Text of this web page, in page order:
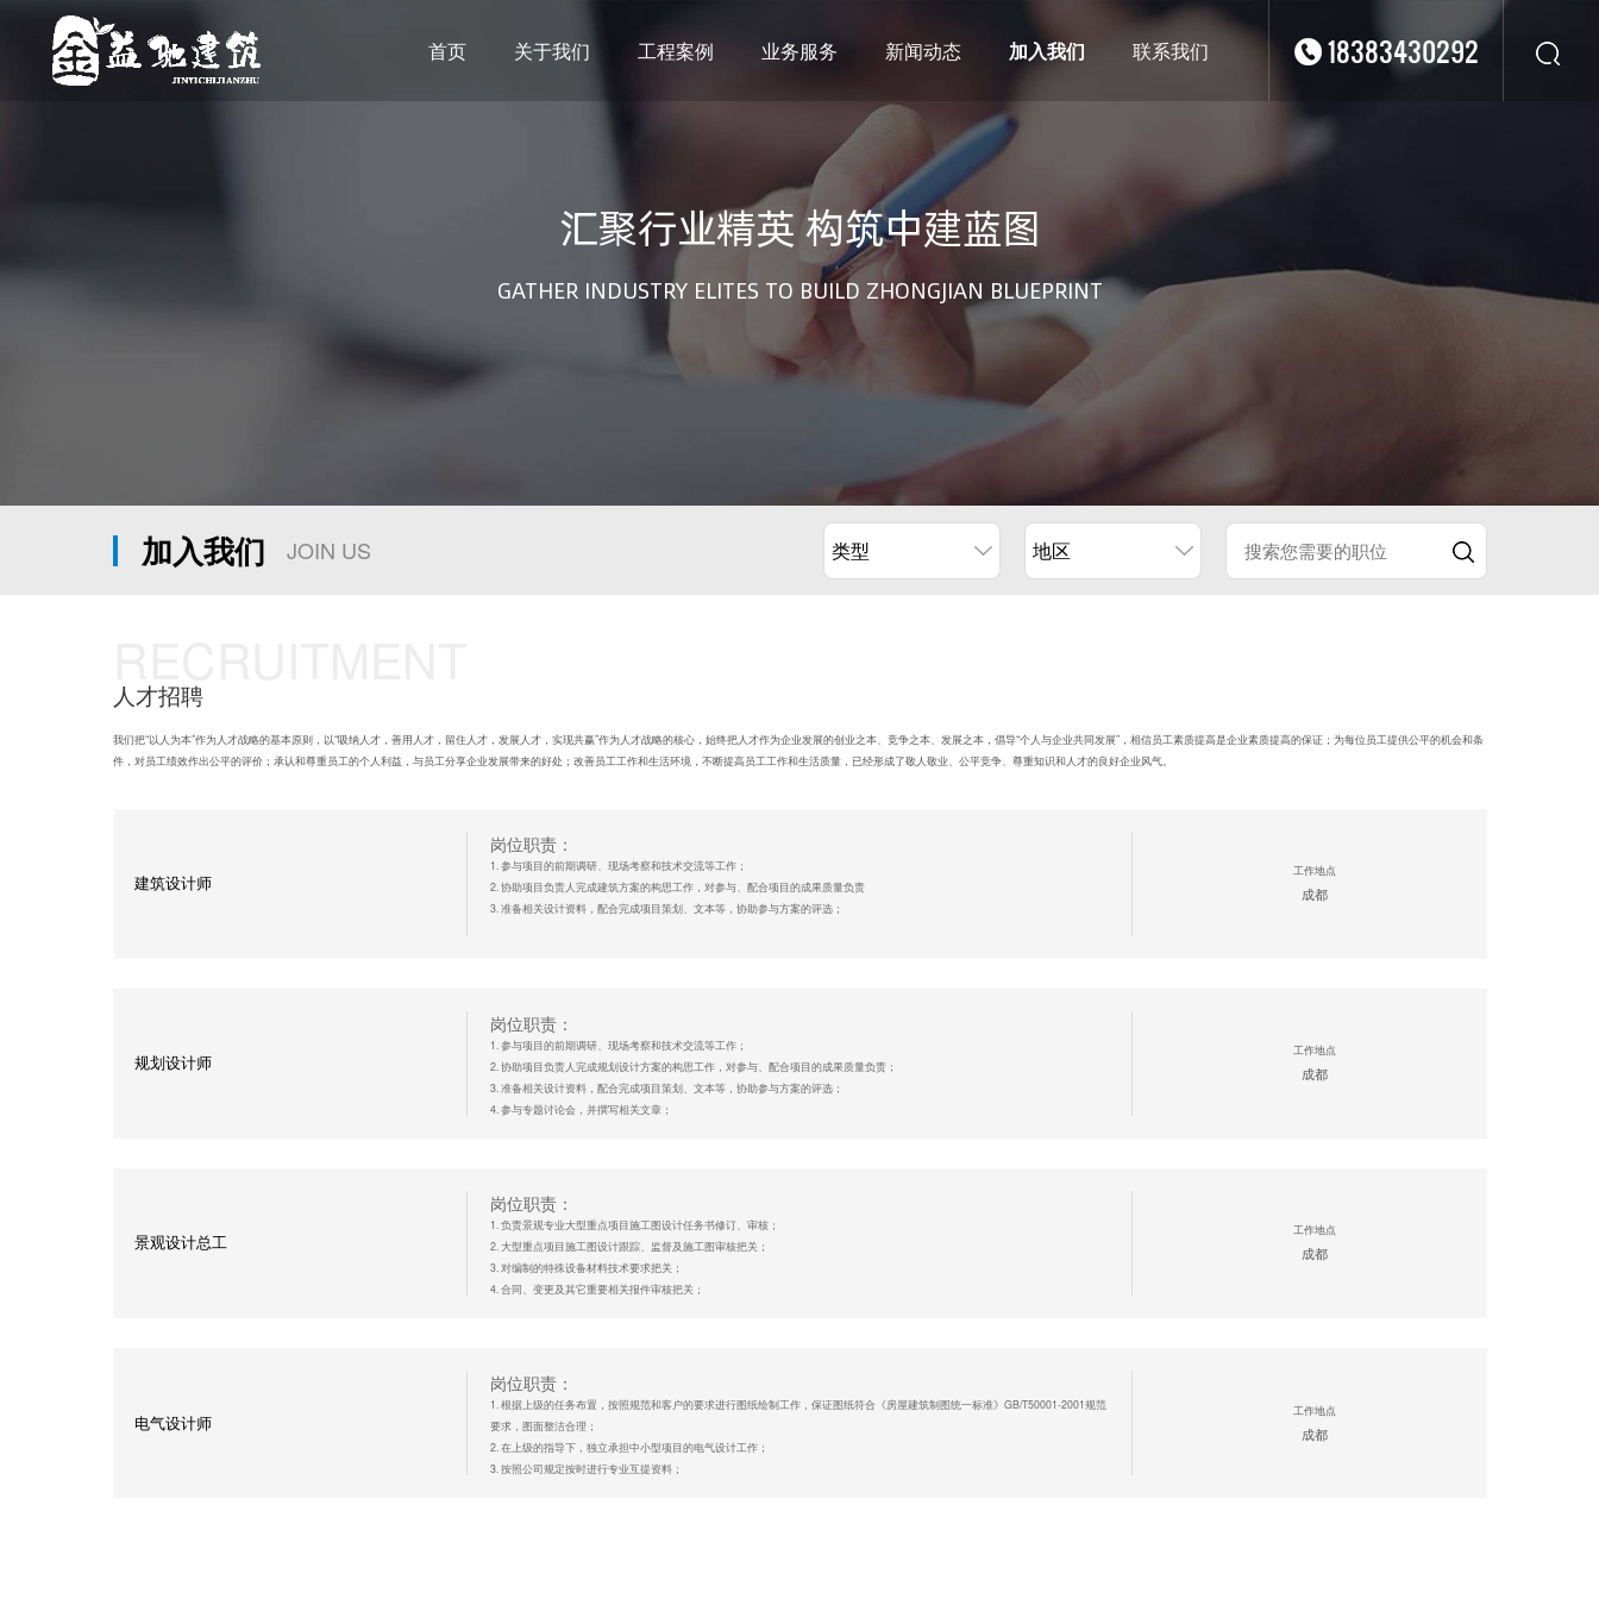
首页 关于我们 工程案例
市政设计
电力设计
农林设计
勘察资质
水利设计
风景园林
土地规划
城乡规划
工程测绘
工程咨询
工程造价
西南
西北
东南
业务服务 新闻动态 加入我们 联系我们 18383430292
汇聚行业精英 构筑中建蓝图
GATHER INDUSTRY ELITES TO BUILD ZHONGJIAN BLUEPRINT
加入我们 JOIN US 类型 地区
人才招聘
我们把“以人为本”作为人才战略的基本原则，以“吸纳人才，善用人才，留住人才，发展人才，实现共赢”作为人才战略的核心，始终把人才作为企业发展的创业之本、竞争之本、发展之本，倡导“个人与企业共同发展”，相信员工素质提高是企业素质提高的保证；为每位员工提供公平的机会和条
件，对员工绩效作出公平的评价；承认和尊重员工的个人利益，与员工分享企业发展带来的好处；改善员工工作和生活环境，不断提高员工工作和生活质量，已经形成了敬人敬业、公平竞争、尊重知识和人才的良好企业风气。
建筑设计师
岗位职责：
1. 参与项目的前期调研、现场考察和技术交流等工作；
2. 协助项目负责人完成建筑方案的构思工作，对参与、配合项目的成果质量负责
3. 准备相关设计资料，配合完成项目策划、文本等，协助参与方案的评选；
3. 能熟练使用AUTOCAD、PHOTOSHOP、OFFICE、SU 等相关软件；
4. 有良好的设计领悟力，具备手绘能力者优先；
5. 具备较好的方案表现能力和较强文字功底；
6. 具备良好的职业道德与团队合作精神，态度认真诚恳。
立即申请
工作地点
成都
规划设计师
岗位职责：
1. 参与项目的前期调研、现场考察和技术交流等工作；
2. 协助项目负责人完成规划设计方案的构思工作，对参与、配合项目的成果质量负责；
3. 准备相关设计资料，配合完成项目策划、文本等，协助参与方案的评选；
4. 参与专题讨论会，并撰写相关文章；
1. 城乡规划及相关专业本科及以上学历；城乡规划行业2 年以下工作经验，应届生优先；
2. 能熟练使用AUTOCAD、PHOTOSHOP、OFFICE、SU 等相关软件；
3. 有良好的设计领悟力，具备手绘能力者优先；
4. 具备较好的方案表现能力和较强文字功底；
5. 具备良好的职业道德与团队合作精神，敢于担当，能致力于城乡规划设计行业的长期发展。
工作地点
成都
景观设计总工
岗位职责：
1. 负责景观专业大型重点项目施工图设计任务书修订、审核；
2. 大型重点项目施工图设计跟踪、监督及施工图审核把关；
3. 对编制的特殊设备材料技术要求把关；
4. 合同、变更及其它重要相关报件审核把关；
8.协助其它部门外协专业公司。
任职资格：
1. 风景园林或景观专业本科以上学历,10年以上专业工作经验，有高级职称者优先；
2. 景观项目经验丰富, 优秀的方案设计能力、良好的艺术素养与审美能力；
工作地点
成都
电气设计师
岗位职责：
1. 根据上级的任务布置，按照规范和客户的要求进行图纸绘制工作，保证图纸符合《房屋建筑制图统一标准》GB/T50001-2001规范
要求，图面整洁合理；
2. 在上级的指导下，独立承担中小型项目的电气设计工作；
3. 按照公司规定按时进行专业互提资料；
工作地点
成都